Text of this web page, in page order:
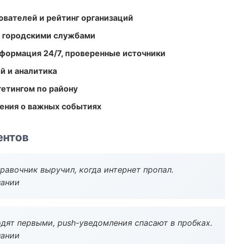
и рейтинг организаций
городскими службами
24/7, проверенные источники
и аналитика
по району
о важных событиях
выручил, когда интернет пропал.
первыми, push-уведомления спасают в пробках.